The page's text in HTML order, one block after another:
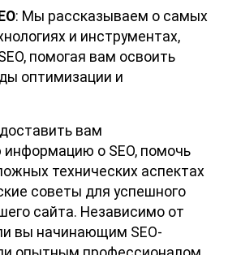
: Мы рассказываем о самых
и инструментах,
помогая вам освоить
оптимизации и
вам
о SEO, помочь
технических аспектах
советы для успешного
сайта. Независимо от
вы начинающим SEO-